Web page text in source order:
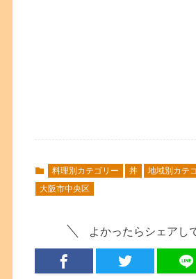
料理別カテゴリー 丼 地域別カテ
大阪市中央区
よかったらシェアし